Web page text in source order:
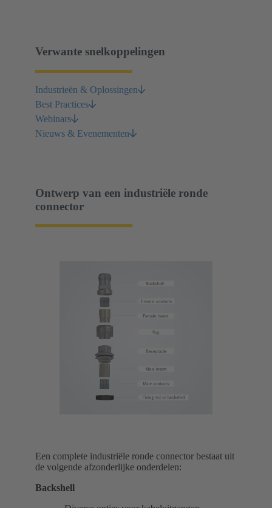
Verwante snelkoppelingen
Industrieën & Oplossingen
Best Practices
Webinars
Nieuws & Evenementen
Ontwerp van een industriële ronde
connector
Een complete industriële ronde connector bestaat uit
de volgende afzonderlijke onderdelen:
Backshell